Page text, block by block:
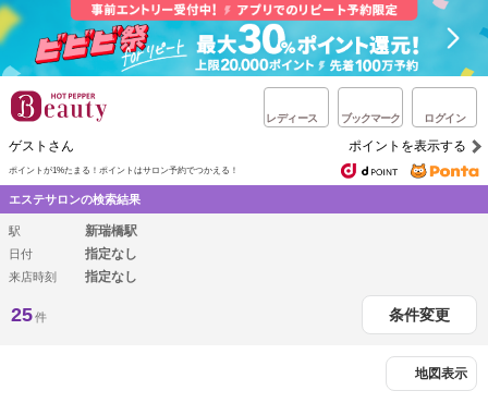
レディース ブックマーク ログイン
ゲストさん ポイントを表示する
ポイントが1%たまる！ ポイントはサロン予約でつかえる！
エステサロンの検索結果
駅 新瑞橋駅
日付 指定なし
来店時刻 指定なし
25件 条件変更
地図表示